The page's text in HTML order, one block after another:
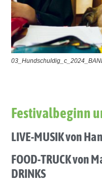
Festivalbeginn
LIVE-MUSIK von
FOOD-TRUCK von
DRINKS